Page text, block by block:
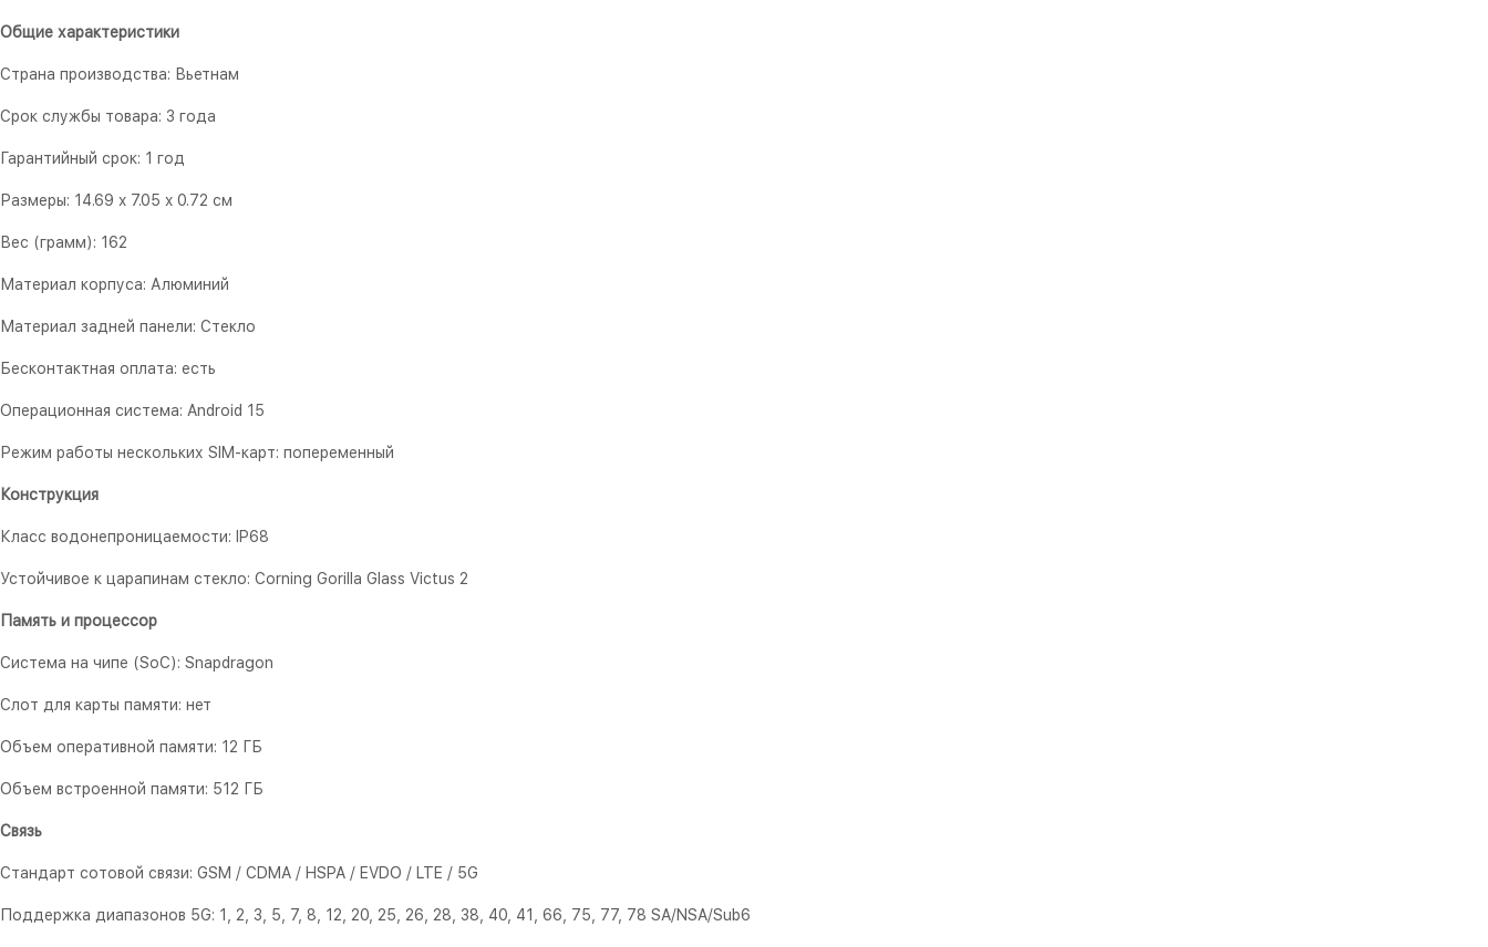
Общие характеристики
Страна производства: Вьетнам
Срок службы товара: 3 года
Гарантийный срок: 1 год
Размеры: 14.69 x 7.05 x 0.72 см
Вес (грамм): 162
Материал корпуса: Алюминий
Материал задней панели: Стекло
Бесконтактная оплата: есть
Операционная система: Android 15
Режим работы нескольких SIM-карт: попеременный
Конструкция
Класс водонепроницаемости: IP68
Устойчивое к царапинам стекло: Corning Gorilla Glass Victus 2
Память и процессор
Система на чипе (SoC): Snapdragon
Слот для карты памяти: нет
Объем оперативной памяти: 12 ГБ
Объем встроенной памяти: 512 ГБ
Связь
Стандарт сотовой связи: GSM / CDMA / HSPA / EVDO / LTE / 5G
Поддержка диапазонов 5G: 1, 2, 3, 5, 7, 8, 12, 20, 25, 26, 28, 38, 40, 41, 66, 75, 77, 78 SA/NSA/Sub6